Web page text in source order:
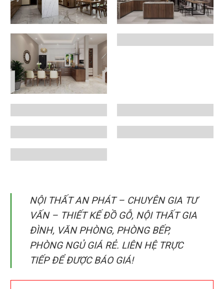
NỘI THẤT AN PHÁT – CHUYÊN GIA TƯ
VẤN – THIẾT KẾ ĐỒ GỖ, NỘI THẤT GIA
ĐÌNH, VĂN PHÒNG, PHÒNG BẾP,
PHÒNG NGỦ GIÁ RẺ. LIÊN HỆ TRỰC
TIẾP ĐỂ ĐƯỢC BÁO GIÁ!